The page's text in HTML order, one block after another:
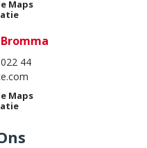
op om ons exclusieve
Spanje te bekijken. Onze
de juiste woning of
en budget.
Maps
44
Maps